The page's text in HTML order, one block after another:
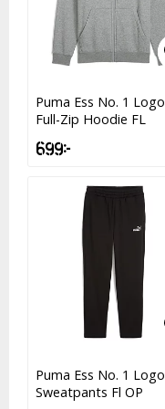
Puma Ess No. 1 Logo
Full-Zip Hoodie FL
699 kr
Puma Ess No. 1 Logo
Sweatpants Fl OP